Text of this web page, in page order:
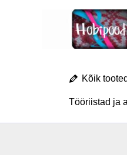
Kõik tooted
Tööriistad ja